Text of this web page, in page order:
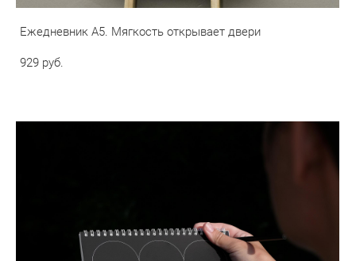
Ежедневник А5. Мягкость открывает двери
929 pуб.